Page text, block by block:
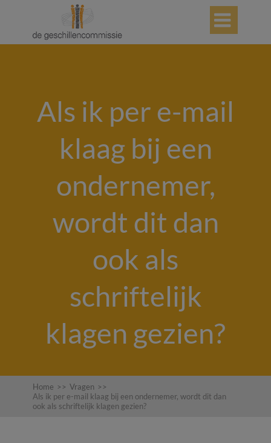

Als ik per e-mail
klaag bij een
ondernemer,
wordt dit dan
ook als
schriftelijk
klagen gezien?
Home >> Vragen >>
Als ik per e-mail klaag bij een ondernemer, wordt dit dan
ook als schriftelijk klagen gezien?